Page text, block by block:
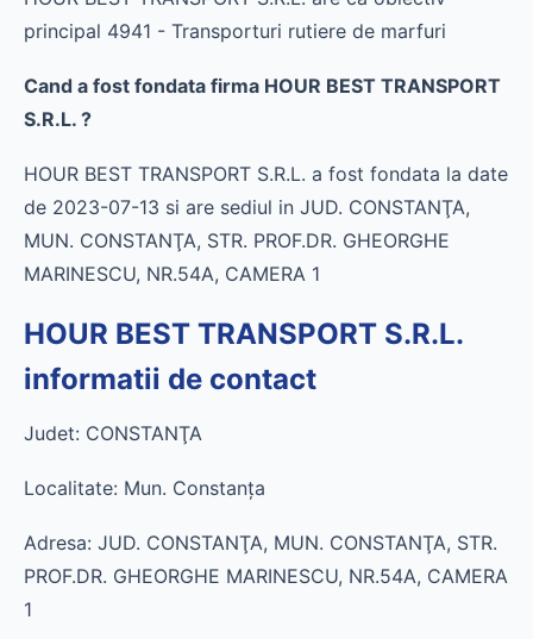
principal 4941 - Transporturi rutiere de marfuri
Cand a fost fondata firma HOUR BEST TRANSPORT
S.R.L. ?
HOUR BEST TRANSPORT S.R.L. a fost fondata la date
de 2023-07-13 si are sediul in JUD. CONSTANŢA,
MUN. CONSTANŢA, STR. PROF.DR. GHEORGHE
MARINESCU, NR.54A, CAMERA 1
HOUR BEST TRANSPORT S.R.L.
informatii de contact
Judet: CONSTANŢA
Localitate: Mun. Constanţa
Adresa: JUD. CONSTANŢA, MUN. CONSTANŢA, STR.
PROF.DR. GHEORGHE MARINESCU, NR.54A, CAMERA
1